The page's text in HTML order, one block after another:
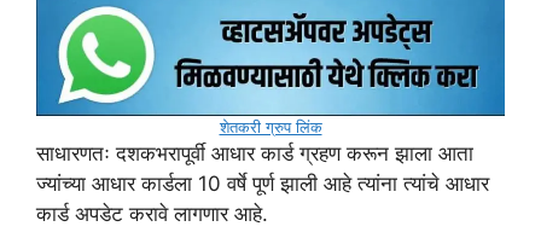
शेतकरी ग्रुप लिंक
साधारणतः दशकभरापूर्वी आधार कार्ड ग्रहण करून झाला आता
ज्यांच्या आधार कार्डला 10 वर्षे पूर्ण झाली आहे त्यांना त्यांचे आधार
कार्ड अपडेट करावे लागणार आहे.